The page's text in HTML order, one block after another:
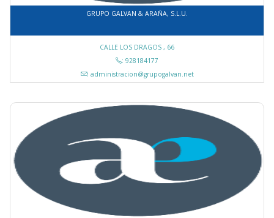
GRUPO GALVAN & ARAÑA, S.L.U.
CALLE LOS DRAGOS , 66
: 928184177
: administracion@grupogalvan.net